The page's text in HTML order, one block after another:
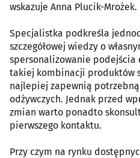
wskazuje Anna Plucik-Mrożek.
Specjalistka podkreśla
szczegółowej wiedzy o
spersonalizowanie podejścia
takiej kombinacji produktów
najlepiej zapewnią
odżywczych. Jednak przed
zmian warto ponadto
pierwszego kontaktu.
Przy czym na rynku